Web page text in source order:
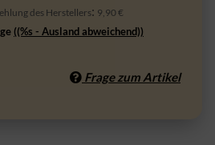
des Herstellers: 9,90 €
((%s - Ausland abweichend))
Frage zum Artikel